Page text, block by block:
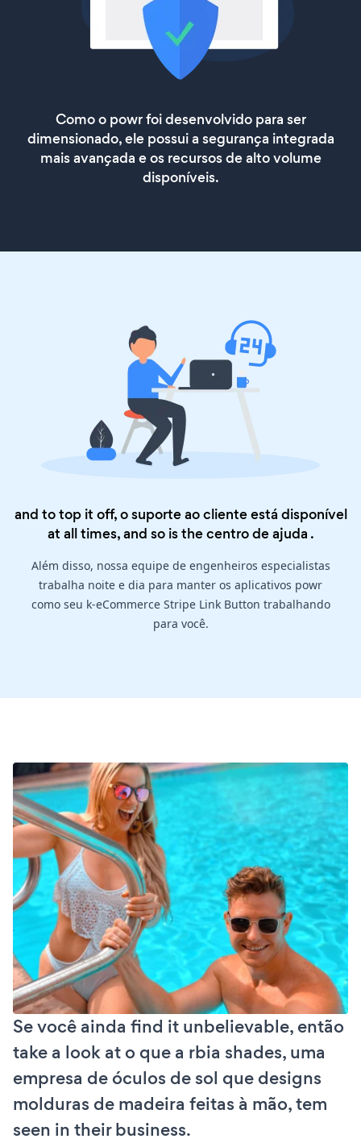
Como o powr foi desenvolvido para ser
dimensionado, ele possui a segurança integrada
mais avançada e os recursos de alto volume
disponíveis.
and to top it off, o suporte ao cliente está disponível
at all times, and so is thecentro de ajuda .
Além disso, nossa equipe de engenheiros especialistas
trabalha noite e dia para manter os aplicativos powr
como seu k-eCommerce Stripe Link Button trabalhando
para você.
Se você ainda find it unbelievable, então
take a look at o que a rbia shades, uma
empresa de óculos de sol que designs
molduras de madeira feitas à mão, tem
seen in their business.